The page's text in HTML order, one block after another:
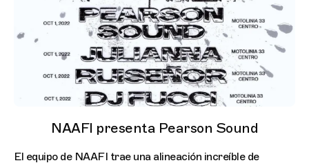
NAAFI presenta Pearson Sound
El equipo de NAAFI trae una alineación increíble de